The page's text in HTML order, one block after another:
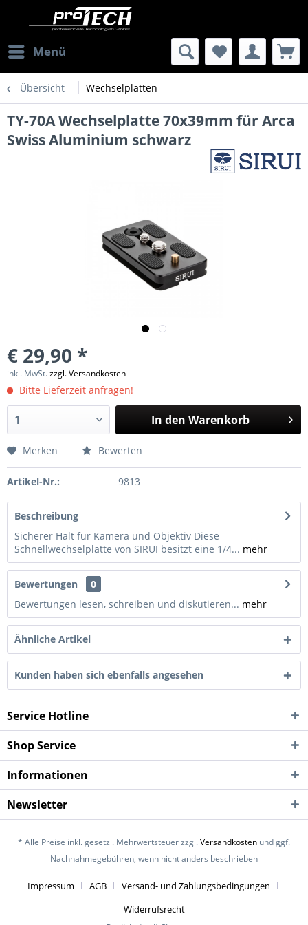
Menü
Übersicht Wechselplatten
TY-70A Wechselplatte 70x39mm für Arca
Swiss Aluminium schwarz
€ 29,90 *
inkl. MwSt.zzgl. Versandkosten
Bitte Lieferzeit anfragen!
In den Warenkorb
Merken Bewerten
Artikel-Nr.: 9813
Beschreibung
Sicherer Halt für Kamera und Objektiv Diese
Schnellwechselplatte von SIRUI besitzt eine 1/4... mehr
Bewertungen
0
Bewertungen lesen, schreiben und diskutieren... mehr
Ähnliche Artikel
Kunden haben sich ebenfalls angesehen
Service Hotline
Shop Service
Informationen
Newsletter
* Alle Preise inkl. gesetzl. Mehrwertsteuer zzgl.Versandkosten und ggf.
Nachnahmegebühren, wenn nicht anders beschrieben
Impressum AGB
Versand- und Zahlungsbedingungen
Widerrufsrecht